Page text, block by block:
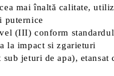
mai înaltă calitate,
puternice
(III) conform
la impact si zgarieturi
sub jeturi de apa),